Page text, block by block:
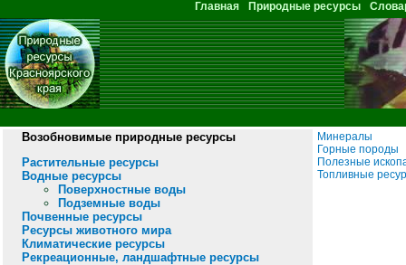
Главное меню
Главная Природные ресурсы
Возобновимые природные ресурсы
Растительные ресурсы
Водные ресурсы
Поверхностные воды
Подземные воды
Почвенные ресурсы
Ресурсы животного мира
Климатические ресурсы
Рекреационные, ландшафтные ресурсы
Минералы
Горные породы
Полезные
Топливные